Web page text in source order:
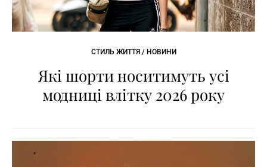
СТИЛЬ ЖИТТЯ / НОВИНИ
Які шорти носитимуть усі
модниці влітку 2026 року